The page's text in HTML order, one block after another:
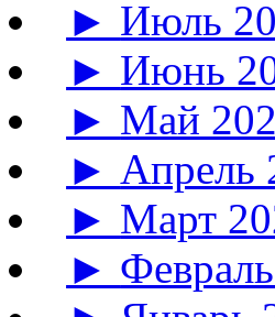
► Июль
► Июнь
► Май
► Апрель
► Март
►